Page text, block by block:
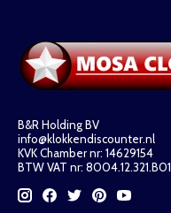
B&R Holding BV
info@klokkendiscounter.nl
KVK Chamber nr: 14629154
BTW VAT nr: 8004.12.321.B01